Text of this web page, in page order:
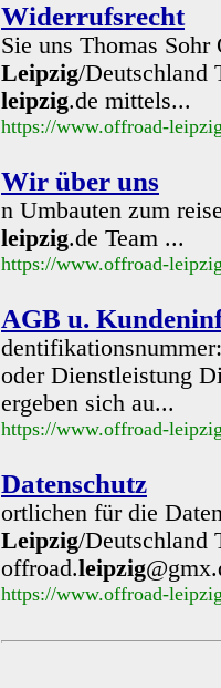
Widerrufsrecht
Sie uns Thomas
Leipzig/Deutschland
leipzig.de mittels...
https://www.offroad-
Wir über uns
n Umbauten zum
leipzig.de Team ...
https://www.offroad-
AGB u.
oder Dienstleistung
ergeben sich au...
https://www.offroad-
Datenschutz
ortlichen für die
Leipzig/Deutschland
offroad.leipzig
https://www.offroad-